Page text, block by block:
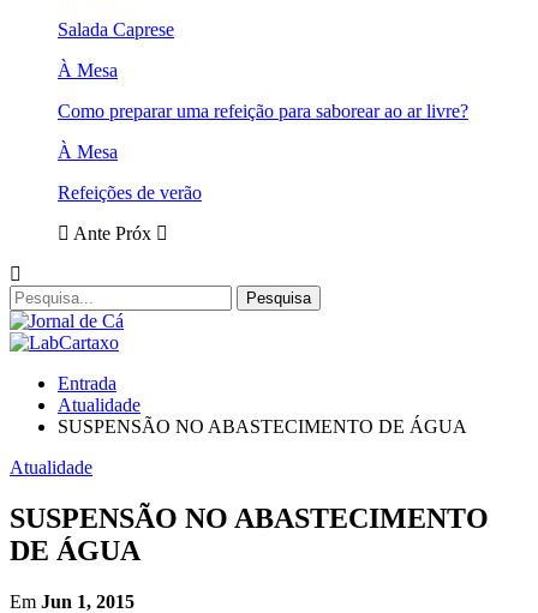
Salada Caprese
À Mesa
Como preparar uma refeição para saborear ao ar livre?
À Mesa
Refeições de verão
Ante Próx
Entrada
Atualidade
SUSPENSÃO NO ABASTECIMENTO DE ÁGUA
Atualidade
SUSPENSÃO NO ABASTECIMENTO
DE ÁGUA
Em Jun 1, 2015